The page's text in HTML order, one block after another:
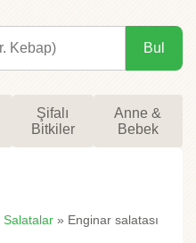
Bul
Şifalı
Bitkiler
Anne &
Bebek
Salatalar » Enginar salatası